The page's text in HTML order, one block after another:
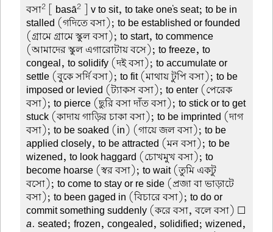
বসা2 [ basā2
] v to sit, to take one's seat; to be in
stalled (গদিতে বসা); to be established or founded
(গ্রামে গ্রামে স্কুল বসা); to start, to commence
(আমাদের স্কুল এগারোটায় বসে); to freeze, to
congeal, to solidify (দই বসা); to accumulate or
settle (বুকে সর্দি বসা); to fit (মাথায় টুপি বসা); to be
imposed or levied (ট্যাকস বসা); to enter (পেরেক
বসা); to pierce (ছুরি বসা দাঁত বসা); to stick or to get
stuck (কাদায় গাড়ির চাকা বসা); to be imprinted (দাগ
বসা); to be soaked (in) (গায়ে জল বসা); to be
applied closely, to be attracted (মন বসা); to be
wizened, to look haggard (চোখমুখ বসা); to
become hoarse (স্বর বসা); to wait (তুমি একটু
বসো); to come to stay or re side (প্রজা বা ভাড়াটে
বসা); to been gaged in (বিচারে বসা); to do or
commit something suddenly (করে বসা, বলে বসা) ☐
a. seated; frozen, congealed, solidified; wizened,